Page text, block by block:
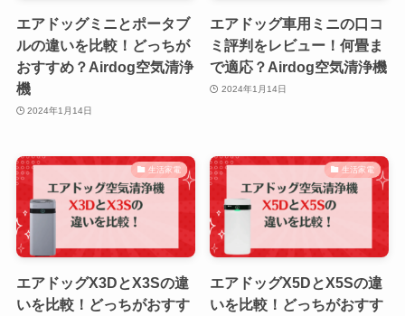
エアドッグミニとポータブ
ルの違いを比較！どっちが
おすすめ？Airdog空気清浄
機
2024年1月14日
エアドッグ車用ミニの口コ
ミ評判をレビュー！何畳ま
で適応？Airdog空気清浄機
2024年1月14日
生活家電
エアドッグX3DとX3Sの違
いを比較！どっちがおすす
生活家電
エアドッグX5DとX5Sの違
いを比較！どっちがおすす